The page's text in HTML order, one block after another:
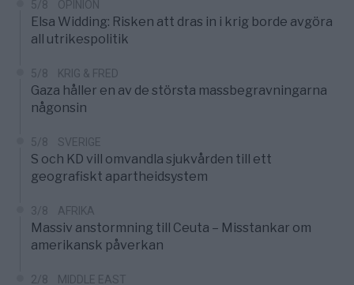
5/8 OPINION
Elsa Widding: Risken att dras in i krig borde avgöra
all utrikespolitik
5/8 KRIG & FRED
Gaza håller en av de största massbegravningarna
någonsin
5/8 SVERIGE
S och KD vill omvandla sjukvården till ett
geografiskt apartheidsystem
3/8 AFRIKA
Massiv anstormning till Ceuta – Misstankar om
amerikansk påverkan
2/8 MIDDLE EAST